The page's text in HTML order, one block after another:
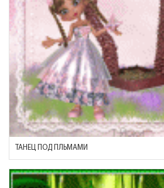
ТАНЕЦ ПОД ПЛЬМАМИ